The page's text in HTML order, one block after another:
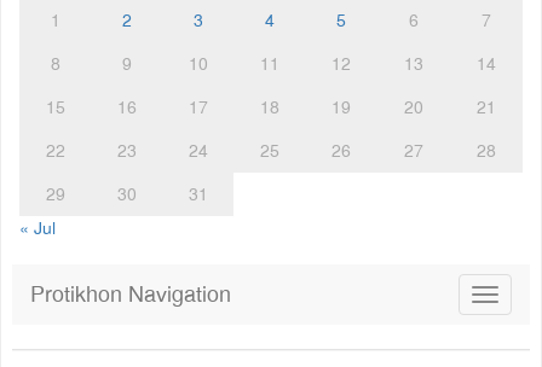
1 2 3 4 5 6
7
8
9 10 11 12 13
14
15
16 17 18 19 20
21
22
23 24 25 26 27
28
29
30
31
« Jul
Toggle
Protikhon Navigation